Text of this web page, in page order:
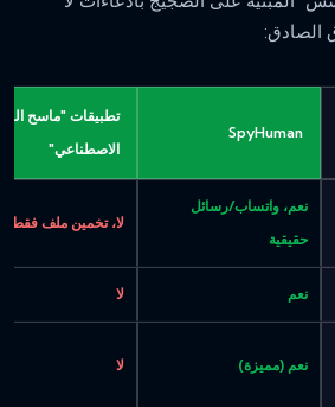
الصادق:
SpyHuman
تطبيقات "ماسح
الاصطناعي"
نعم، واتساب/رسائل
حقيقية
لا، تخمين ملف فقط
نعم لا
نعم (مميزة) لا